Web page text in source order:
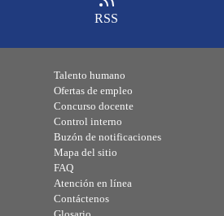
RSS
Talento humano
Ofertas de empleo
Concurso docente
Control interno
Buzón de notificaciones
Mapa del sitio
FAQ
Atención en línea
Contáctenos